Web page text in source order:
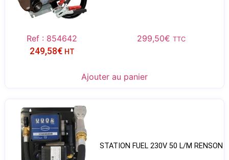
Ref : 854642 299,50€ TTC
249,58€ HT
Ajouter au panier
STATION FUEL 230V 50 L/M RENSON